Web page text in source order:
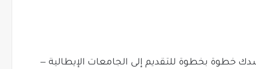
خطوة بخطوة للتقديم إلى الجامعات الإيطالية —